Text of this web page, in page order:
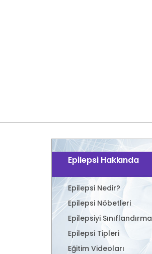
Epilepsi Hakkında
Epilepsi Nedir?
Epilepsi Nöbetleri
Epilepsiyi Sınıflandırma
Epilepsi Tipleri
Eğitim Videoları